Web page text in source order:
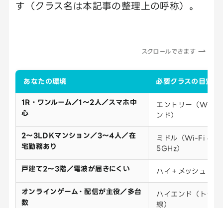
す（クラス名は本記事の整理上の呼称）。
スクロールできます
あなたの環境 必要クラスの目安
1R・ワンルーム／1〜2人／スマホ中
心
エントリー（Wi-Fi
ンド）
2〜3LDKマンション／3〜4人／在
宅勤務あり
ミドル（Wi-Fi 6〜
5GHz）
戸建て2〜3階／電波が届きにくい ハイ＋メッシュ（面
オンラインゲーム・配信が主役／多台
数
ハイエンド（トラ
線）